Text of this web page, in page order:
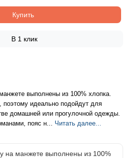
Купить
В 1 клик
выполнены из 100% хлопка.
идеально подойдут для
домашней или прогулочной одежды.
пояс н... Читать далее...
на манжете выполнены из 100%